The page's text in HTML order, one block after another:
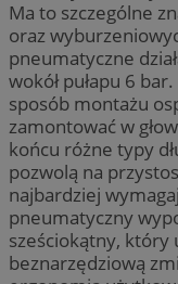
Ma to szczególne
oraz
pneumatyczne
wokół pułapu 6
sposób montażu
zamontować w
końcu różne typy
pozwolą na
najbardziej
pneumatyczny
sześciokątny, który
beznarzędziową